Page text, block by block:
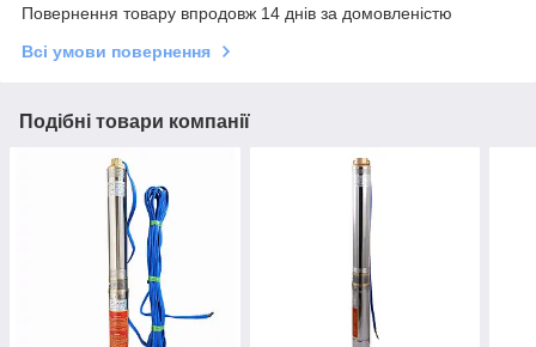
Повернення товару впродовж 14 днів за домовленістю
Всі умови повернення
Подібні товари компанії